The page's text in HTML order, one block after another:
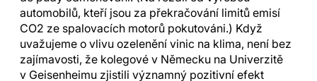
automobilů, kteří jsou za překračování limitů emisí
CO2 ze spalovacích motorů pokutováni.) Když
uvažujeme o vlivu ozelenění vinic na klima, není bez
zajímavosti, že kolegové v Německu na Univerzitě
v Geisenheimu zjistili významný pozitivní efekt